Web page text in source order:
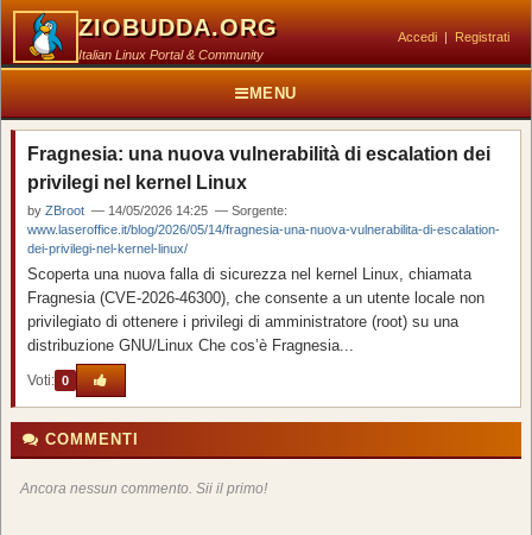
ZIOBUDDA.ORG
Italian Linux Portal & Community
Accedi | Registrati
MENU
Fragnesia: una nuova vulnerabilità di escalation dei
privilegi nel kernel Linux
by ZBroot — 14/05/2026 14:25 — Sorgente:
www.laseroffice.it/blog/2026/05/14/fragnesia-una-nuova-vulnerabilita-di-escalation-
dei-privilegi-nel-kernel-linux/
Scoperta una nuova falla di sicurezza nel kernel Linux, chiamata
Fragnesia (CVE-2026-46300), che consente a un utente locale non
privilegiato di ottenere i privilegi di amministratore (root) su una
distribuzione GNU/Linux Che cos’è Fragnesia...
Voti: 0
COMMENTI
Ancora nessun commento. Sii il primo!